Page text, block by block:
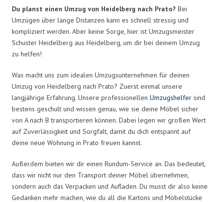
Du planst einen Umzug von Heidelberg nach Prato? Bei
Umzügen über lange Distanzen kann es schnell stressig und
kompliziert werden. Aber keine Sorge, hier ist Umzugsmeister
Schuster Heidelberg aus Heidelberg, um dir bei deinem Umzug
zu helfen!
Was macht uns zum idealen Umzugsunternehmen für deinen
Umzug von Heidelberg nach Prato? Zuerst einmal unsere
langjährige Erfahrung. Unsere professionellen Umzugshelfer sind
bestens geschult und wissen genau, wie sie deine Möbel sicher
von A nach B transportieren können. Dabei legen wir großen Wert
auf Zuverlässigkeit und Sorgfalt, damit du dich entspannt auf
deine neue Wohnung in Prato freuen kannst.
Außerdem bieten wir dir einen Rundum-Service an. Das bedeutet,
dass wir nicht nur den Transport deiner Möbel übernehmen,
sondern auch das Verpacken und Aufladen. Du musst dir also keine
Gedanken mehr machen, wie du all die Kartons und Möbelstücke